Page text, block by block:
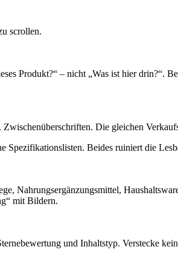
scrollen.
Produkt?“ – nicht „Was ist hier drin?“.
Die gleichen
Spezifikationslisten. Beides ruiniert die
Nahrungsergänzungsmittel,
mit Bildern.
und Inhaltstyp. Verstecke